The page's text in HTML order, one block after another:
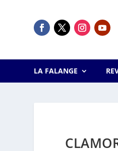
LA FALANGE